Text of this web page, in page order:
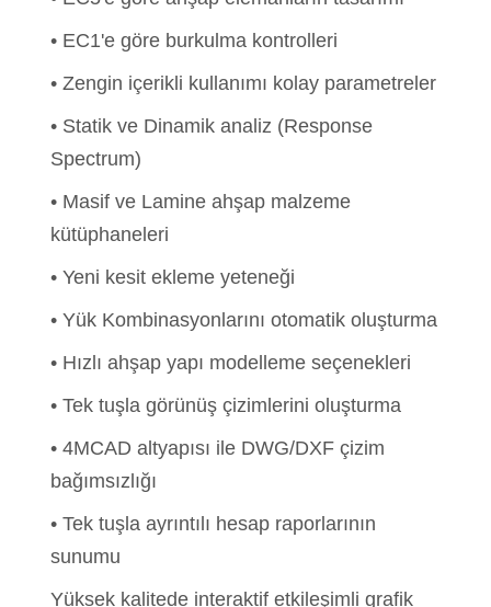
• EC1'e göre burkulma kontrolleri
• Zengin içerikli kullanımı kolay parametreler
• Statik ve Dinamik analiz (Response
Spectrum)
• Masif ve Lamine ahşap malzeme
kütüphaneleri
• Yeni kesit ekleme yeteneği
• Yük Kombinasyonlarını otomatik oluşturma
• Hızlı ahşap yapı modelleme seçenekleri
• Tek tuşla görünüş çizimlerini oluşturma
• 4MCAD altyapısı ile DWG/DXF çizim
bağımsızlığı
• Tek tuşla ayrıntılı hesap raporlarının
sunumu
Yüksek kalitede interaktif etkileşimli grafik